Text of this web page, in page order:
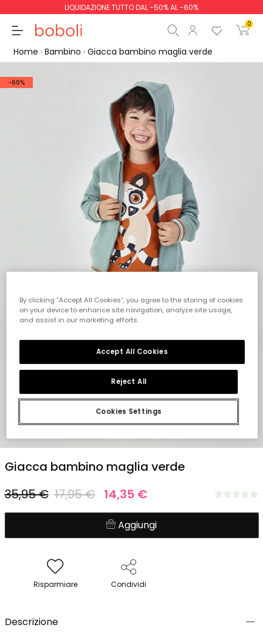
LIQUIDAZIONE TUTTO DAL -50% AL -60%
0
Inizio ordine
Home Bambino Giacca bambino maglia verde
-60%
Giacca bambino maglia verde
35,95 € 17,95 € 14,35 €
Aggiungi
Risparmiare Condividi
Descrizione
By clicking “Accept All Cookies”, you agree to the storing of cookies
on your device to enhance site navigation, analyze site usage,
and assist in our marketing efforts.
Cookies Settings
Reject All
Accept All Cookies